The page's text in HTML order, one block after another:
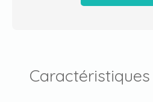
Caractéristiques